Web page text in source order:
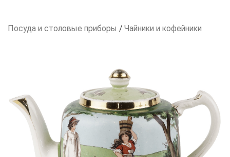
Посуда и столовые приборы / Чайники и кофейники